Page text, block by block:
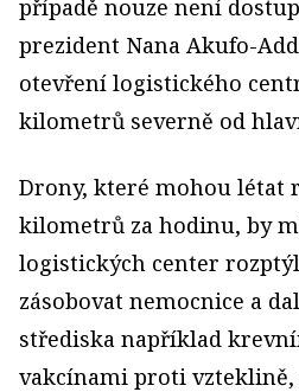
případě nouze není
prezident Nana Akufo-
otevření logistického
kilometrů severně od
Drony, které mohou létat
kilometrů za hodinu, by
logistických center
zásobovat nemocnice a
střediska například
vakcínami proti